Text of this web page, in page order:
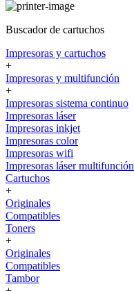
Buscador de cartuchos
Impresoras y cartuchos
+
Impresoras y multifunción
+
Impresoras sistema continuo
Impresoras láser
Impresoras inkjet
Impresoras color
Impresoras wifi
Impresoras láser multifunción
Cartuchos
+
Originales
Compatibles
Toners
+
Originales
Compatibles
Tambor